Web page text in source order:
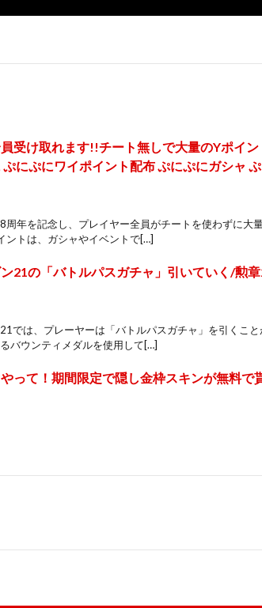
受け取れます!!チート無しで大量のYポイ
にぷにワイポイント配布 ぷにぷにガシャ
周年を記念し、プレイヤー全員がチートを使わずに大
ントは、ガシャやイベントで[…]
ン21の「バトルパスガチャ」引いていく/勲
では、プレーヤーは「バトルパスガチャ」を引くこと
バウンティメダルを使用して[…]
やって！期間限定で隠し金枠スキンが無料で